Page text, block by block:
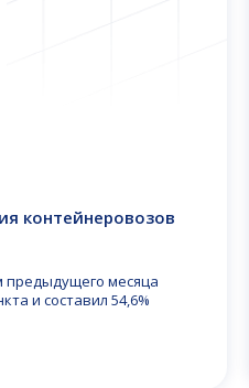
контейнеровозов
предыдущего месяца
и составил 54,6%